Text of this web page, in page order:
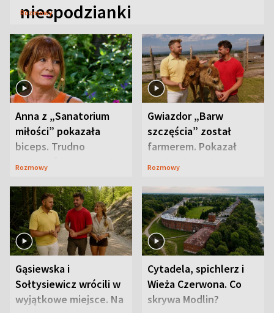
niespodzianki
Rozmowy
Anna z „Sanatorium
miłości” pokazała
biceps. Trudno
uwierzyć, co przeszła
Rozmowy
Gwiazdor „Barw
szczęścia” został
farmerem. Pokazał
swoje niezwykłe
Rozmowy
Gąsiewska i
Sołtysiewicz wrócili w
wyjątkowe miejsce. Na
Cytadela, spichlerz i
Wieża Czerwona. Co
skrywa Modlin?